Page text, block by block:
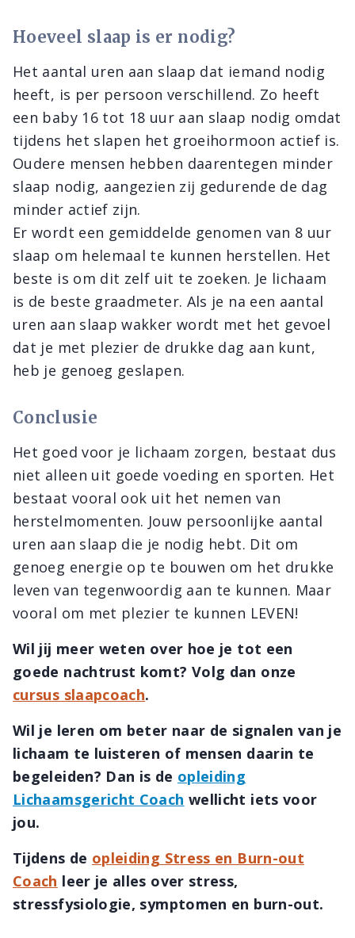
Hoeveel slaap is er nodig?
Het aantal uren aan slaap dat iemand nodig
heeft, is per persoon verschillend. Zo heeft
een baby 16 tot 18 uur aan slaap nodig omdat
tijdens het slapen het groeihormoon actief is.
Oudere mensen hebben daarentegen minder
slaap nodig, aangezien zij gedurende de dag
minder actief zijn.
Er wordt een gemiddelde genomen van 8 uur
slaap om helemaal te kunnen herstellen. Het
beste is om dit zelf uit te zoeken. Je lichaam
is de beste graadmeter. Als je na een aantal
uren aan slaap wakker wordt met het gevoel
dat je met plezier de drukke dag aan kunt,
heb je genoeg geslapen.
Conclusie
Het goed voor je lichaam zorgen, bestaat dus
niet alleen uit goede voeding en sporten. Het
bestaat vooral ook uit het nemen van
herstelmomenten. Jouw persoonlijke aantal
uren aan slaap die je nodig hebt. Dit om
genoeg energie op te bouwen om het drukke
leven van tegenwoordig aan te kunnen. Maar
vooral om met plezier te kunnen LEVEN!
Wil jij meer weten over hoe je tot een
goede nachtrust komt? Volg dan onze
cursus slaapcoach.
Wil je leren om beter naar de signalen van je
lichaam te luisteren of mensen daarin te
begeleiden? Dan is de opleiding
Lichaamsgericht Coach wellicht iets voor
jou.
Tijdens de opleiding Stress en Burn-out
Coach leer je alles over stress,
stressfysiologie, symptomen en burn-out.